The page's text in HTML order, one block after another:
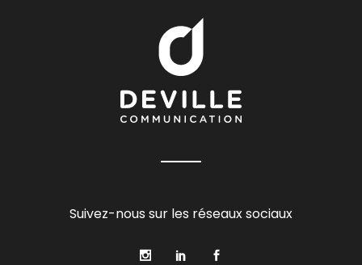
Suivez-nous sur les réseaux sociaux